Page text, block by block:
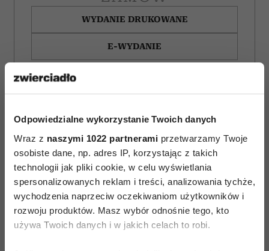
Odpowiedzialne wykorzystanie Twoich danych
Wraz z naszymi 1022 partnerami przetwarzamy Twoje
osobiste dane, np. adres IP, korzystając z takich
technologii jak pliki cookie, w celu wyświetlania
spersonalizowanych reklam i treści, analizowania tychże,
wychodzenia naprzeciw oczekiwaniom użytkowników i
rozwoju produktów. Masz wybór odnośnie tego, kto
używa Twoich danych i w jakich celach to robi.
WYDANIE DRUKOWANE
E-WYDANIE